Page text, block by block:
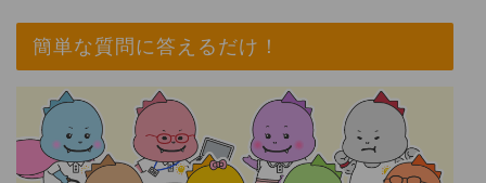
簡単な質問に答えるだけ！